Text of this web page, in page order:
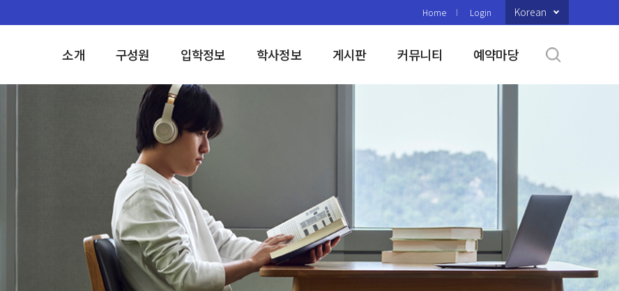
Home Login Korean
소개 구성원 입학정보 학사정보 게시판 커뮤니티 예약마당